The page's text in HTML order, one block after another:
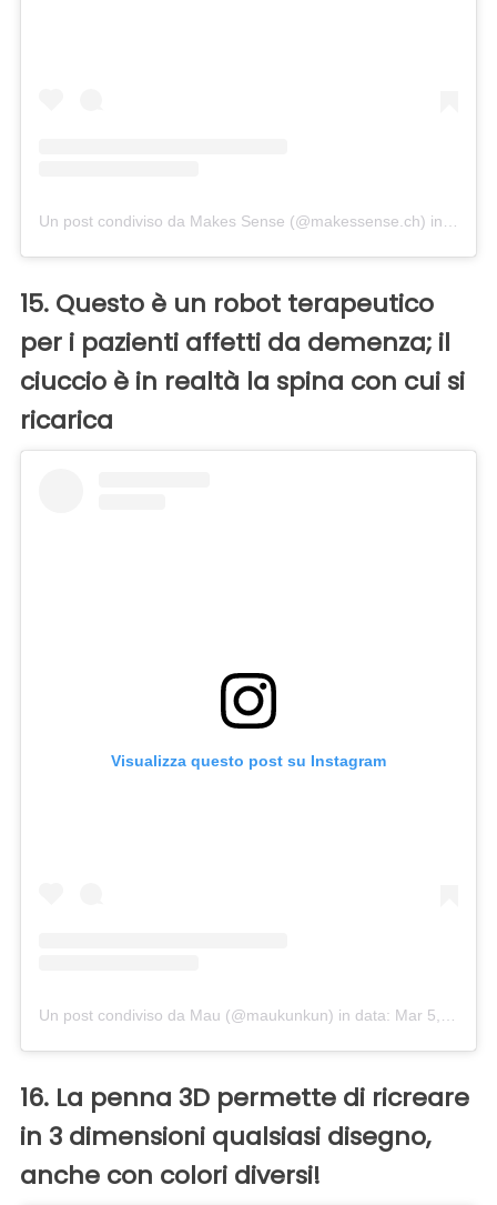
Un post condiviso da Makes Sense (@makessense.ch) in data:
15. Questo è un robot terapeutico
per i pazienti affetti da demenza; il
ciuccio è in realtà la spina con cui si
ricarica
Visualizza questo post su Instagram
Un post condiviso da Mau (@maukunkun) in data: Mar 5, 2016 at 5:57 PST
16. La penna 3D permette di ricreare
in 3 dimensioni qualsiasi disegno,
anche con colori diversi!